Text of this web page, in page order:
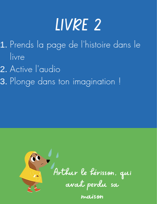
LIVRE 2
Prends la page de l'histoire dans le
livre
Active l'audio
Plonge dans ton imagination !
Arthur le hérisson, qui
avait perdu sa
maison